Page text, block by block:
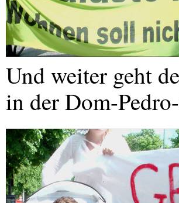
Und weiter geht
in der Dom-